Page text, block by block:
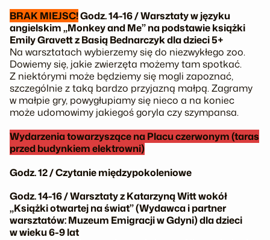
BRAK MIEJSC!Godz. 14-16 / Warsztaty w języku
angielskim „Monkey and Me” na podstawie książki
Emily Gravett z Basią Bednarczyk dla dzieci 5+
Na warsztatach wybierzemy się do niezwykłego zoo.
Dowiemy się, jakie zwierzęta możemy tam spotkać.
Z niektórymi może będziemy się mogli zapoznać,
szczególnie z taką bardzo przyjazną małpą. Zagramy
w małpie gry, powygłupiamy się nieco a na koniec
może udomowimy jakiegoś goryla czy szympansa.
Wydarzenia towarzyszące na Placu czerwonym (taras
przed budynkiem elektrowni)
Godz. 12 / Czytanie międzypokoleniowe
Godz. 14-16 / Warsztaty z Katarzyną Witt wokół
„Książki otwartej na świat” (Wydawca i partner
warsztatów: Muzeum Emigracji w Gdyni) dla dzieci
w wieku 6-9 lat